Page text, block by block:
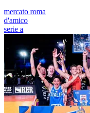
mercato roma
d'amico
serie a